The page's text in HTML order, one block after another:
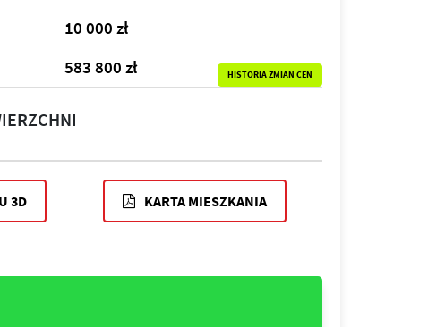
10 000 zł
583 800 zł HISTORIA ZMIAN CEN
3D KARTA MIESZKANIA